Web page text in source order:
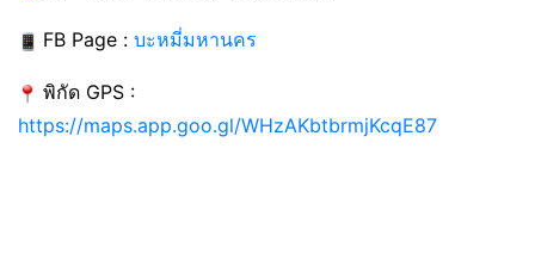
FB Page : บะหมี่มหานคร
พิกัด GPS :
https://maps.app.goo.gl/WHzAKbtbrmjKcqE87